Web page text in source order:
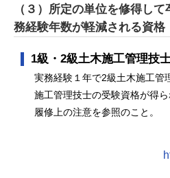
（３）所定の単位を修得し
務経験年数が軽減される資格
1級・2級土木施工管理技
実務経験１年で2級土木施工管
施工管理技士の受験資格が得
履修上の注意を参照のこと。